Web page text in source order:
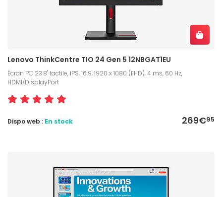
Lenovo ThinkCentre TIO 24 Gen 5 12NBGAT1EU
Écran PC 23.8" tactile, IPS, 16:9, 1920 x 1080 (FHD), 4 ms, 60 Hz,
HDMI/DisplayPort
269€95
Dispo web : En stock